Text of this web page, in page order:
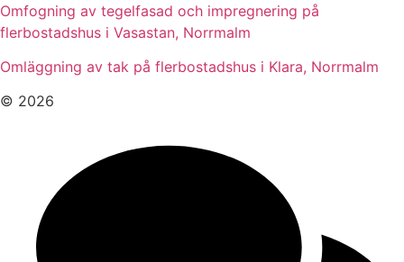
Omfogning av tegelfasad och impregnering på
flerbostadshus i Vasastan, Norrmalm
Omläggning av tak på flerbostadshus i Klara, Norrmalm
© 2026